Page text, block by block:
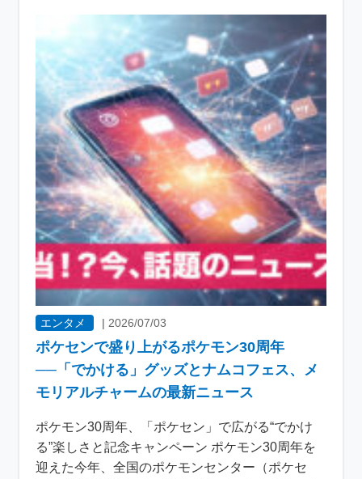
エンタメ | 2026/07/03
ポケセンで盛り上がるポケモン30周年
──「でかける」グッズとナムコフェス、メ
モリアルチャームの最新ニュース
ポケモン30周年、「ポケセン」で広がる“でかけ
る”楽しさと記念キャンペーン ポケモン30周年を
迎えた今年、全国のポケモンセンター（ポケセ